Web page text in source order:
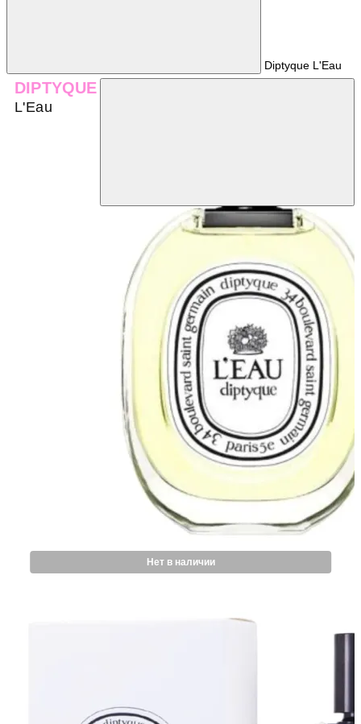
Diptyque L'Eau
DIPTYQUE
L'Eau
Нет в наличии